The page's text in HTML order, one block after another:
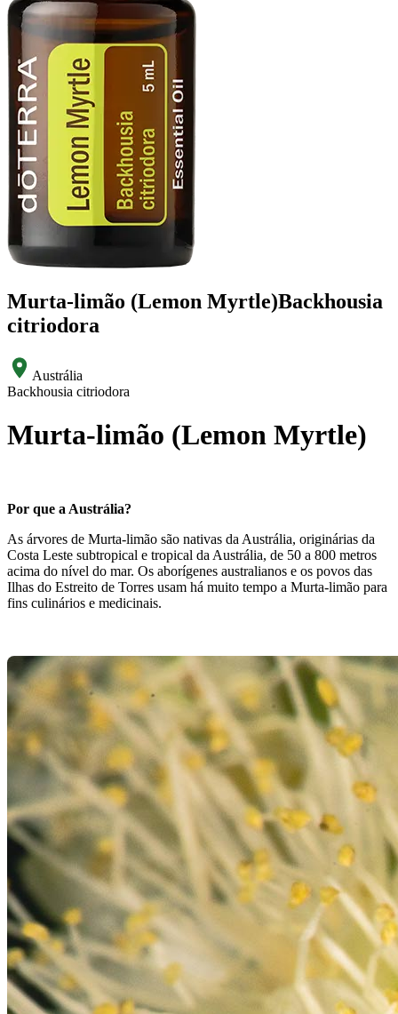
Murta-limão (Lemon Myrtle)Backhousia
citriodora
Austrália
Backhousia citriodora
Murta-limão (Lemon Myrtle)
Por que a Austrália?
As árvores de Murta-limão são nativas da Austrália, originárias da
Costa Leste subtropical e tropical da Austrália, de 50 a 800 metros
acima do nível do mar. Os aborígenes australianos e os povos das
Ilhas do Estreito de Torres usam há muito tempo a Murta-limão para
fins culinários e medicinais.